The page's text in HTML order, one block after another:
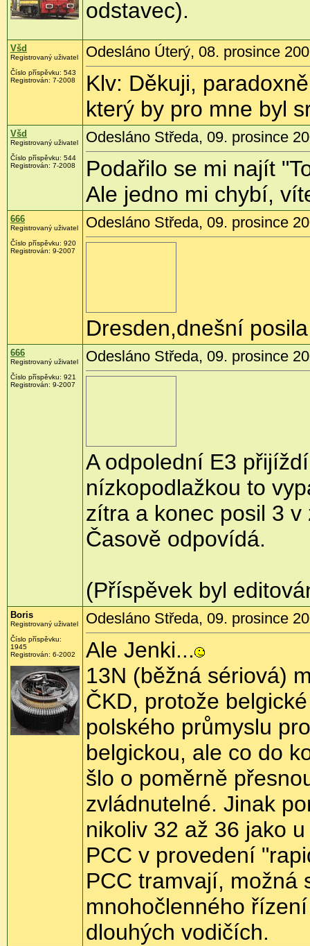
odstavec).
Všd
Registrovaný uživatel
Číslo příspěvku: 543
Registrován: 7-2008
Odesláno Úterý, 08. prosince
Klv: Děkuji,
který by pro mne byl
Všd
Registrovaný uživatel
Číslo příspěvku: 544
Registrován: 7-2008
Odesláno Středa, 09. prosince
Podařilo se mi najít
Ale jedno mi chybí,
666
Registrovaný uživatel
Číslo příspěvku: 920
Registrován: 9-2007
Odesláno Středa, 09. prosince
Dresden,dnešní
666
Registrovaný uživatel
Číslo příspěvku: 921
Registrován: 9-2007
Odesláno Středa, 09. prosince
A odpolední E3
nízkopodlažkou to
zítra a konec posil 3
Časově odpovídá.
(Příspěvek byl
Boris
Registrovaný uživatel
Číslo příspěvku:
1945
Registrován: 6-2002
Odesláno Středa, 09. prosince
Ale Jenki...
13N (běžná sériová)
ČKD, protože
polského průmyslu
belgickou, ale co do
šlo o poměrně
zvládnutelné. Jinak
nikoliv 32 až 36 jako
PCC v provedení
PCC tramvají, možná
mnohočlenného
dlouhých vodičích.